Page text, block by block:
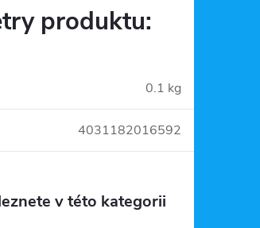
produktu:
0.1 kg
4031182016592
v této kategorii